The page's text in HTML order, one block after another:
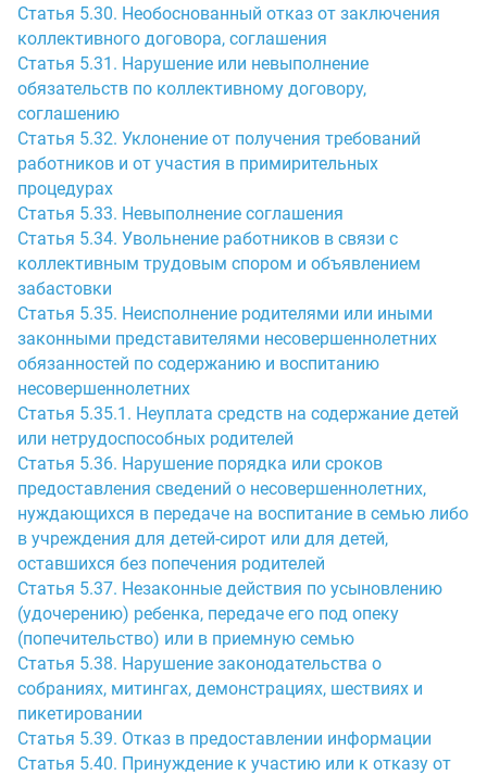
Статья 5.30. Необоснованный отказ от заключения
коллективного договора, соглашения
Статья 5.31. Нарушение или невыполнение
обязательств по коллективному договору,
соглашению
Статья 5.32. Уклонение от получения требований
работников и от участия в примирительных
процедурах
Статья 5.33. Невыполнение соглашения
Статья 5.34. Увольнение работников в связи с
коллективным трудовым спором и объявлением
забастовки
Статья 5.35. Неисполнение родителями или иными
законными представителями несовершеннолетних
обязанностей по содержанию и воспитанию
несовершеннолетних
Статья 5.35.1. Неуплата средств на содержание детей
или нетрудоспособных родителей
Статья 5.36. Нарушение порядка или сроков
предоставления сведений о несовершеннолетних,
нуждающихся в передаче на воспитание в семью либо
в учреждения для детей-сирот или для детей,
оставшихся без попечения родителей
Статья 5.37. Незаконные действия по усыновлению
(удочерению) ребенка, передаче его под опеку
(попечительство) или в приемную семью
Статья 5.38. Нарушение законодательства о
собраниях, митингах, демонстрациях, шествиях и
пикетировании
Статья 5.39. Отказ в предоставлении информации
Статья 5.40. Принуждение к участию или к отказу от